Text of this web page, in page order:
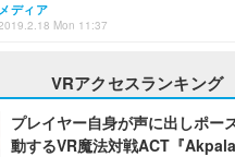
メディア
Mon 11:37
VRアクセスランキング
プレイヤー自身が声に出しポー
動するVR魔法対戦ACT『